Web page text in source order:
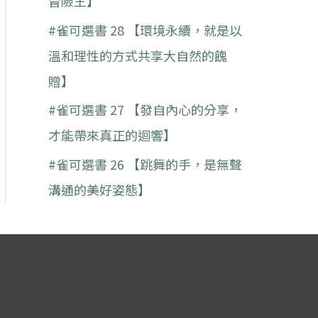
#雀可選書 28 【環境永續，就是以
溫和理性的方式共享大自然的餽
贈】
#雀可選書 27 【發自內心的分享，
才能帶來真正的迴響】
#雀可選書 26 【跳舞的手，是無聲
溝通的美好姿態】